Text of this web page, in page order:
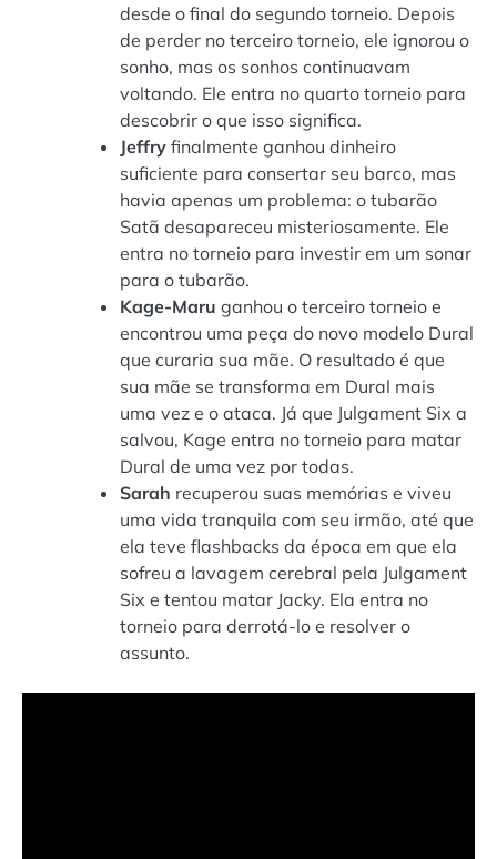
desde o final do segundo torneio. Depois
de perder no terceiro torneio, ele ignorou o
sonho, mas os sonhos continuavam
voltando. Ele entra no quarto torneio para
descobrir o que isso significa.
Jeffry finalmente ganhou dinheiro
suficiente para consertar seu barco, mas
havia apenas um problema: o tubarão
Satã desapareceu misteriosamente. Ele
entra no torneio para investir em um sonar
para o tubarão.
Kage-Maru ganhou o terceiro torneio e
encontrou uma peça do novo modelo Dural
que curaria sua mãe. O resultado é que
sua mãe se transforma em Dural mais
uma vez e o ataca. Já que Julgament Six a
salvou, Kage entra no torneio para matar
Dural de uma vez por todas.
Sarah recuperou suas memórias e viveu
uma vida tranquila com seu irmão, até que
ela teve flashbacks da época em que ela
sofreu a lavagem cerebral pela Julgament
Six e tentou matar Jacky. Ela entra no
torneio para derrotá-lo e resolver o
assunto.